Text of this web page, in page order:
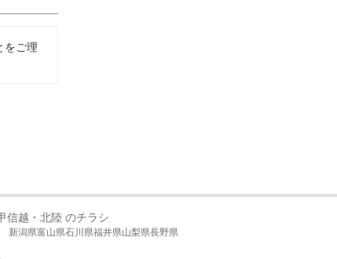
をご理
信越・北陸 のチラシ
新潟県富山県石川県福井県山梨県長野県